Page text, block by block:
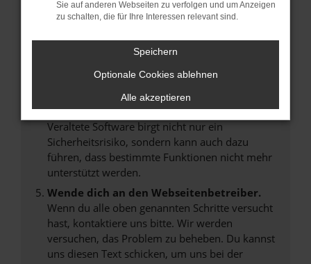
Fenster?
Das kann manchmal helfen, vorübergehende
Probleme zu beheben.
Stelle sicher, dass dein Browser und dein
Betriebssystem auf dem neuesten Stand
sind.
Veraltete Software birgt nicht nur ein
Sicherheitsrisiko, sondern kann auch dazu
führen, dass bestimmte Funktionen nicht mehr
unterstützt werden.
Wende dich an den Webseitenbetreiber.
Wenn du alle oben genannten Schritte versucht
hast, kontaktiere uns bitte. Wir werden
versuchen, das Problem zu beheben. Du kannst
uns diesen Text schicken, um uns bei der
Sie auf anderen Webseiten zu verfolgen und um Anzeigen
zu schalten, die für Ihre Interessen relevant sind.
Speichern
Optionale Cookies ablehnen
Alle akzeptieren